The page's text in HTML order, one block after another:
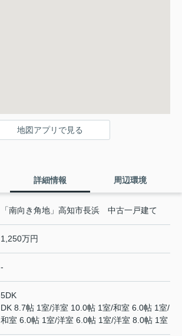
地図アプリで見る
詳細情報 周辺環境
「南向き角地」高知市長浜 中古一戸建て
1,250万円
-
5DK
DK 8.7帖 1室/洋室 10.0帖 1室/和室 6.0帖 1室/
和室 6.0帖 1室/洋室 6.0帖 1室/洋室 8.0帖 1室